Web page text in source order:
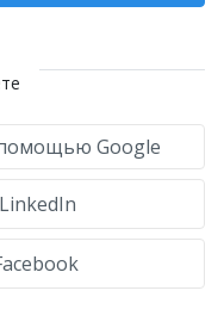
помощью Google